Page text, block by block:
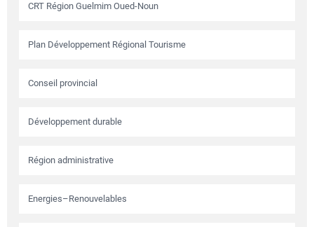
CRT Région Guelmim Oued-Noun
Plan Développement Régional Tourisme
Conseil provincial
Développement durable
Région administrative
Energies–Renouvelables